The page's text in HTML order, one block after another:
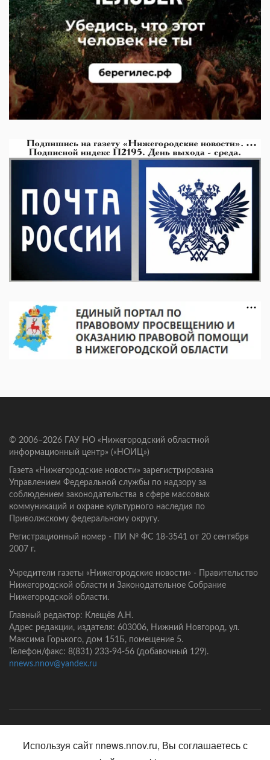
© 2006–2026 ГАУ НО «Нижегородский областной
информационный центр» («НОИЦ»)
Газета «Нижегородские новости» зарегистрирована
Управлением Федеральной службы по надзору за
соблюдением законодательства в сфере массовых
коммуникаций и охране культурного наследия по
Приволжскому федеральному округу.
Регистрационный номер - ПИ № ФС 18-3541 от 20 сентября
2007 г.
Учредители газеты «Нижегородские новости» - Правительство
Нижегородской области и Законодательное Собрание
Нижегородской области.
Главный редактор: Клещёв А.Н.
Адрес редакции, издателя: 603006, Нижний Новгород, ул.
Максима Горького, дом 151Б, помещение 5.
Телефон/факс: 8(831) 233-94-56 (добавочный 129).
nnews.nnov@yandex.ru
Используя сайт nnews.nnov.ru, Вы соглашаетесь с